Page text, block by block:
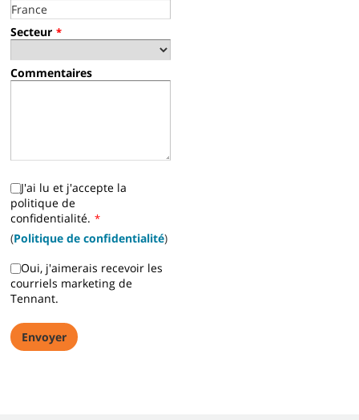
Secteur *
Commentaires
J'ai lu et j'accepte la
politique de
confidentialité. *
(Politique de confidentialité)
Oui, j'aimerais recevoir les
courriels marketing de
Tennant.